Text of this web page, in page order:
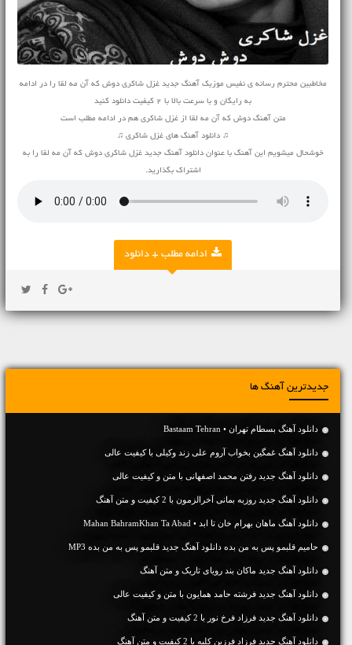
مخاطبین محترم رسانه ی نفیس موزیک آهنگ جدید غزل شاکری دوش که آن مه لقا را در ادامه
به رایگان و با سرعت بالا با 2 کیفیت دانلود کنید
متن آهنگ دوش که آن مه لقا از غزل شاکری هم در ادامه مطلب است
♫ دانلود آهنگ های غزل شاکری ♫
خوشحال میشویم این آهنگ با عنوان دانلود آهنگ جدید غزل شاکری دوش که آن مه لقا را به
اشتراک بگذارید.
ادامه مطلب + دانلود
جدیدترین آهنگ ها
دانلود آهنگ بسطام تهران • Bastaam Tehran
دانلود آهنگ غمگین بخواب آروم علی زند وکیلی با کیفیت عالی
دانلود آهنگ جديد رفتن محمد اصفهانی با متن و کیفیت عالی
دانلود آهنگ جديد روزبه بمانی آخرالزمون با 2 کیفیت و متن آهنگ
دانلود آهنگ ماهان بهرام خان تا ابد • Mahan BahramKhan Ta Abad
حامیم قلبمو پس به من بده دانلود آهنگ جدید قلبمو پس به من بده MP3
دانلود آهنگ جديد ماکان بند رویای تاریک و متن آهنگ
دانلود آهنگ جديد فرشته حامد همایون با متن و کیفیت عالی
دانلود آهنگ جديد فرزاد فرخ نور با 2 کیفیت و متن آهنگ
دانلود آهنگ جديد فرزاد فرزین کلبه با 2 کیفیت و متن آهنگ